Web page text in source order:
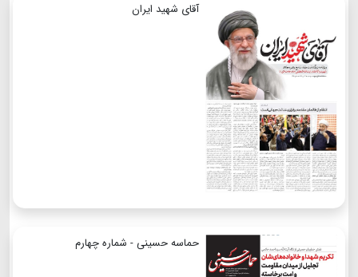
آقای شهید ایران
حماسه حسینی - شماره چهارم